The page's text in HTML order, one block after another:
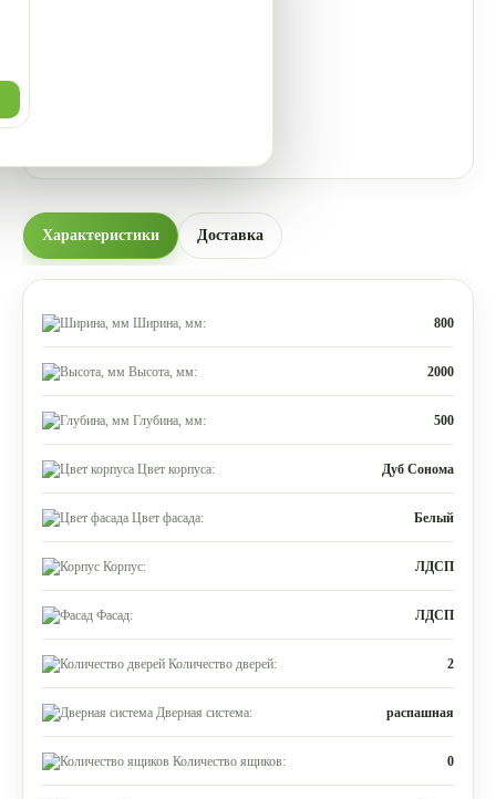
Характеристики Доставка
Ширина, мм: 800
Высота, мм: 2000
Глубина, мм: 500
Цвет корпуса: Дуб Сонома
Цвет фасада: Белый
Корпус: ЛДСП
Фасад: ЛДСП
Количество дверей: 2
Дверная система: распашная
Количество ящиков: 0